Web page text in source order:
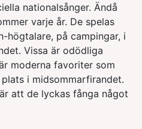
nationalsånger. Ändå
varje år. De spelas
högtalare, på campingar, i
Vissa är odödliga
moderna favoriter som
i midsommarfirandet.
att de lyckas fånga något